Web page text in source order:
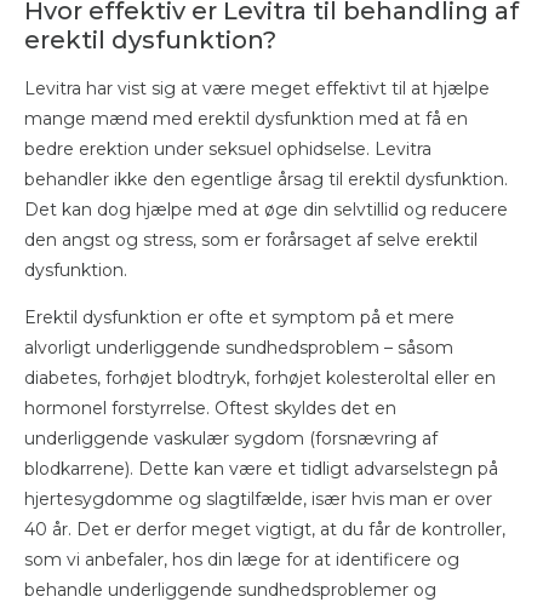
Hvor effektiv er Levitra til behandling af
erektil dysfunktion?
Levitra har vist sig at være meget effektivt til at hjælpe
mange mænd med erektil dysfunktion med at få en
bedre erektion under seksuel ophidselse. Levitra
behandler ikke den egentlige årsag til erektil dysfunktion.
Det kan dog hjælpe med at øge din selvtillid og reducere
den angst og stress, som er forårsaget af selve erektil
dysfunktion.
Erektil dysfunktion er ofte et symptom på et mere
alvorligt underliggende sundhedsproblem – såsom
diabetes, forhøjet blodtryk, forhøjet kolesteroltal eller en
hormonel forstyrrelse. Oftest skyldes det en
underliggende vaskulær sygdom (forsnævring af
blodkarrene). Dette kan være et tidligt advarselstegn på
hjertesygdomme og slagtilfælde, især hvis man er over
40 år. Det er derfor meget vigtigt, at du får de kontroller,
som vi anbefaler, hos din læge for at identificere og
behandle underliggende sundhedsproblemer og